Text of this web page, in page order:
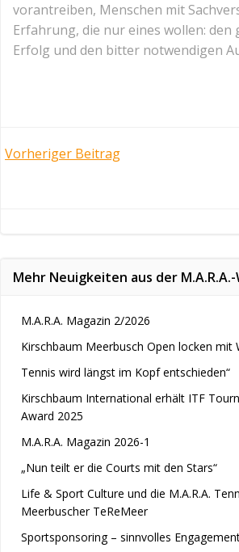
vorantreiben, Menschen mit
Erfahrung, die nur eines wollen: den
Erfolg und den bitter notwendigen
Post
Vorheriger Beitrag
Mehr Neuigkeiten aus der
M.A.R.A. Magazin 2/2026
Kirschbaum Meerbusch Open locken mit
Tennis wird längst im Kopf entschieden“
Kirschbaum International erhält ITF
Award 2025
M.A.R.A. Magazin 2026-1
„Nun teilt er die Courts mit den Stars“
Life & Sport Culture und die M.A.R.A.
Meerbuscher TeReMeer
Sportsponsoring – sinnvolles